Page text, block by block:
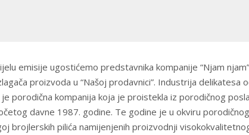
emisije ugostićemo predstavnika kompanije “Njam njam”
proizvoda u “Našoj prodavnici”. Industrija delikatesa
je porodična kompanija koja je proistekla iz porodičnog
davne 1987. godine. Te godine je u okviru
brojlerskih pilića namijenjenih proizvodnji